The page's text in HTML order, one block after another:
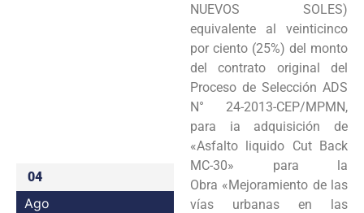
04
Ago
NUEVOS SOLES)
equivalente al veinticinco
por ciento (25%) del monto
del contrato original del
Proceso de Selección ADS
N° 24-2013-CEP/MPMN,
para ia adquisición de
«Asfalto liquido Cut Back
MC-30» para la
Obra «Mejoramiento de las
vías urbanas en las